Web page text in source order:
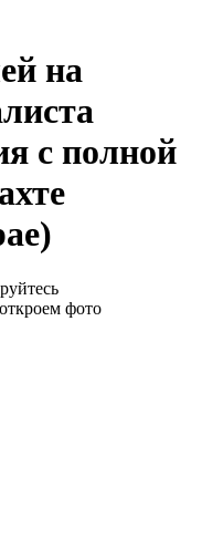
на
с полной
фото